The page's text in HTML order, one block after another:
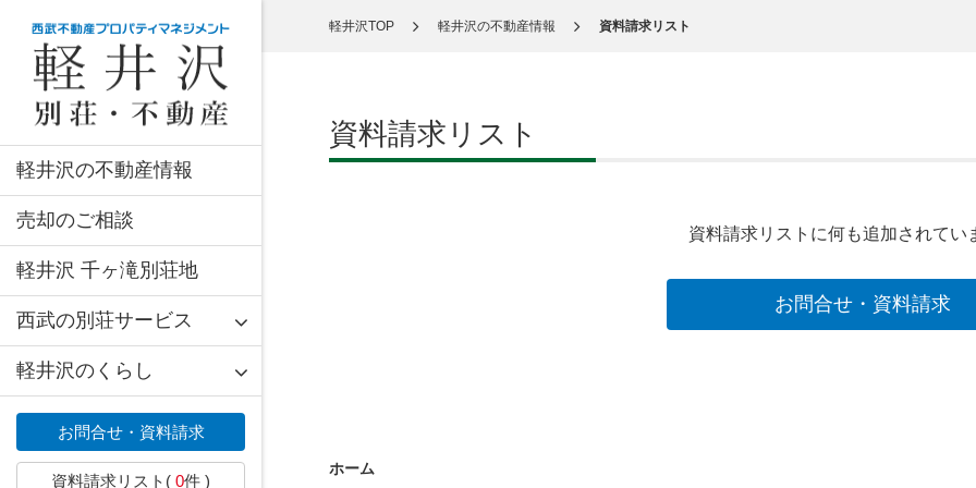
軽井沢の不動産情報
売却のご相談
軽井沢 千ヶ滝別荘地
西武の別荘サービス
軽井沢のくらし
お問合せ・資料請求
資料請求リスト( 0件 )
軽井沢TOP 軽井沢の不動産情報 資料請求リスト
資料請求リスト
資料請求リストに何も追加されてい
お問合せ・資料請求
ホーム